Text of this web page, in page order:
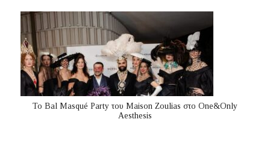
Το Bal Masqué Party του Maison Zoulias στο One&Only
Aesthesis